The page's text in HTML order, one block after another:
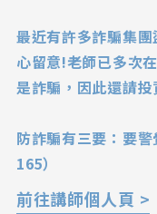
最近有許多詐騙集
心留意!老師已多次
是詐騙，因此還請投
防詐騙有三要：要
165）
前往講師個人頁 >